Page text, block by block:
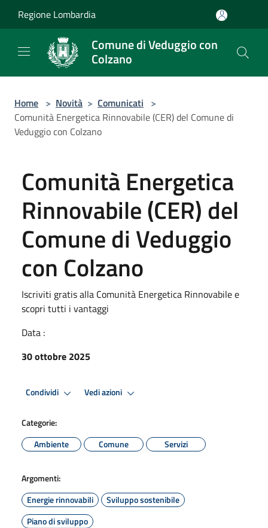
Regione Lombardia
Comune di Veduggio con
Colzano
Home > Novità > Comunicati >
Comunità Energetica Rinnovabile (CER) del Comune di
Veduggio con Colzano
Comunità Energetica
Rinnovabile (CER) del
Comune di Veduggio
con Colzano
Iscriviti gratis alla Comunità Energetica Rinnovabile e
scopri tutti i vantaggi
Data :
30 ottobre 2025
Condividi Vedi azioni
Categorie:
Ambiente
Comune Servizi
Argomenti:
Energie rinnovabili
Sviluppo sostenibile
Piano di sviluppo